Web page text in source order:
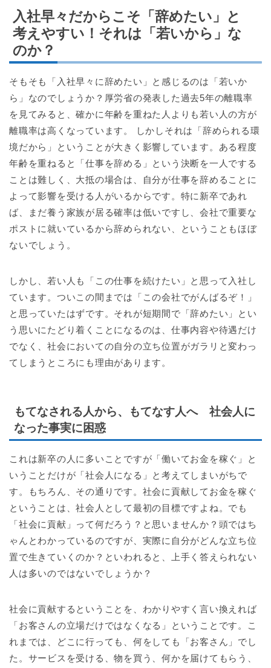
入社早々だからこそ「辞めたい」と
考えやすい！それは「若いから」な
のか？
そもそも「入社早々に辞めたい」と感じるのは「若いか
ら」なのでしょうか？厚労省の発表した過去5年の離職率
を見てみると、確かに年齢を重ねた人よりも若い人の方が
離職率は高くなっています。 しかしそれは「辞められる環
境だから」ということが大きく影響しています。ある程度
年齢を重ねると「仕事を辞める」という決断を一人でする
ことは難しく、大抵の場合は、自分が仕事を辞めることに
よって影響を受ける人がいるからです。特に新卒であれ
ば、まだ養う家族が居る確率は低いですし、会社で重要な
ポストに就いているから辞められない、ということもほぼ
ないでしょう。
しかし、若い人も「この仕事を続けたい」と思って入社し
ています。ついこの間までは「この会社でがんばるぞ！」
と思っていたはずです。それが短期間で「辞めたい」とい
う思いにたどり着くことになるのは、仕事内容や待遇だけ
でなく、社会においての自分の立ち位置がガラリと変わっ
てしまうところにも理由があります。
もてなされる人から、もてなす人へ 社会人に
なった事実に困惑
これは新卒の人に多いことですが「働いてお金を稼ぐ」と
いうことだけが「社会人になる」と考えてしまいがちで
す。もちろん、その通りです。社会に貢献してお金を稼ぐ
ということは、社会人として最初の目標ですよね。でも
「社会に貢献」って何だろう？と思いませんか？頭ではち
ゃんとわかっているのですが、実際に自分がどんな立ち位
置で生きていくのか？といわれると、上手く答えられない
人は多いのではないでしょうか？
社会に貢献するということを、わかりやすく言い換えれば
「お客さんの立場だけではなくなる」ということです。こ
れまでは、どこに行っても、何をしても「お客さん」でし
た。サービスを受ける、物を買う、何かを届けてもらう、